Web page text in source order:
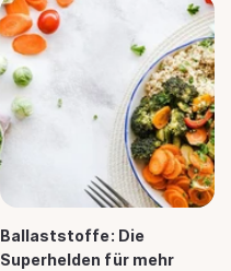
Ballaststoffe: Die
Superhelden für mehr